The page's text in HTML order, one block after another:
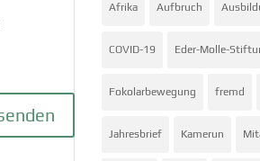
Afrika Aufbruch
COVID-19 Eder-Molle-
Fokolarbewegung fremd
Jahresbrief Kamerun